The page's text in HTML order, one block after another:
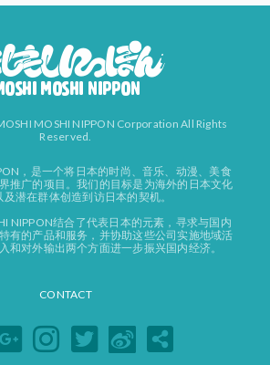
MOSHI NIPPON Corporation All Rights
Reserved.
，是一个将日本的时尚、音乐、动漫、美食
推广的项目。我们的目标是为海外的日本文化
及潜在群体创造到访日本的契机。
NIPPON结合了代表日本的元素，寻求与国内
有的产品和服务，并协助这些公司实施地域活
和对外输出两个方面进一步振兴国内经济。
CONTACT